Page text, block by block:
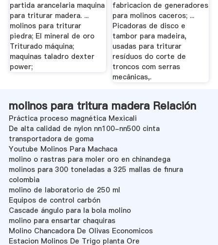
partida arancelaria maquina
para triturar madera. ...
molinos para triturar
piedra; El mineral de oro
Triturado máquina;
maquinas taladro dexter
power;
fabricacion de generadores
para molinos caceros; ...
Picadoras de disco e
tambor para madeira,
usadas para triturar
resíduos do corte de
troncos com serras
mecânicas,.
molinos para tritura madera Relación
Práctica proceso magnética Mexicali
De alta calidad de nylon nn100-nn500 cinta
transportadora de goma
Youtube Molinos Para Machaca
molino o rastras para moler oro en chinandega
molinos para 300 toneladas a 325 mallas de finura
colombia
molino de laboratorio de 250 ml
Equipos de control carbón
Cascade ángulo para la bola molino
molino para ensartar chaquiras
Molino Chancadora De Olivas Economicos
Estacion Molinos De Trigo planta Ore